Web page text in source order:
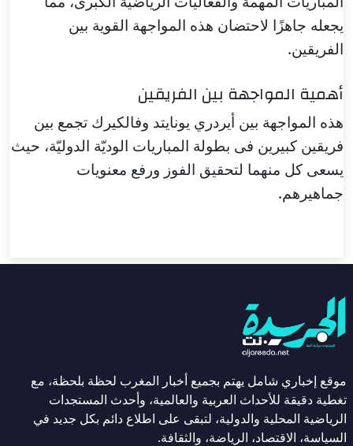
يجعله جاهزًا لاحتضان هذه المواجهة القوية بين
الفريقين.
أهمية المواجهة بين الفريقين
هذه المواجهة بين أيردري يونايتد وفالكيرك تجمع بين
فريقين كبيرين فى بطولة المباريات الوديّة الدوليّة، حيث
يسعى كل منهما لتحقيق الفوز ورفع معنويات
جماهيرهم.
موقع إخباري شامل يهتم بجميع أخبار المغرب لحظة بلحظة، مع
تغطية دقيقة للأحداث العربية والعالمية، وأحدث المستجدات
الرياضية المحلية والدولية، لتبقى على اطلاع دائم بكل جديد في
السياسة، الاقتصاد، الرياضة، والثقافة.